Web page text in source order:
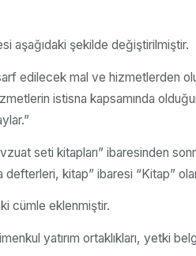
aşağıdaki şekilde değiştirilmiştir.
edilecek mal ve hizmetlerden
istisna kapsamında
seti kitapları” ibaresinden
kitap” ibaresi “Kitap”
cümle eklenmiştir.
yatırım ortaklıkları, yetki